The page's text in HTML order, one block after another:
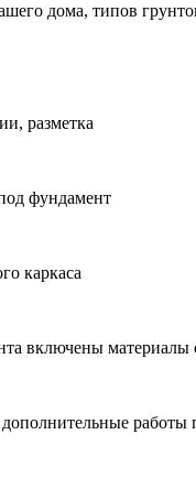
дома, типов
разметка
фундамент
каркаса
включены материалы
работы